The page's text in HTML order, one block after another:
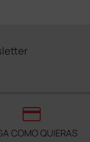
credit_card
COMO QUIERAS